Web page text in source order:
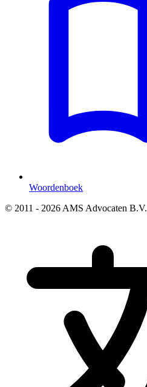
Woordenboek
© 2011 - 2026 AMS Advocaten B.V.